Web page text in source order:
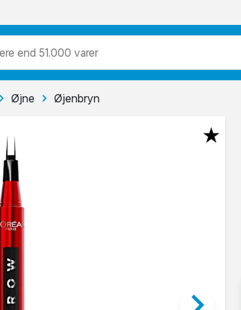
end 51.000 varer
Øjne Øjenbryn